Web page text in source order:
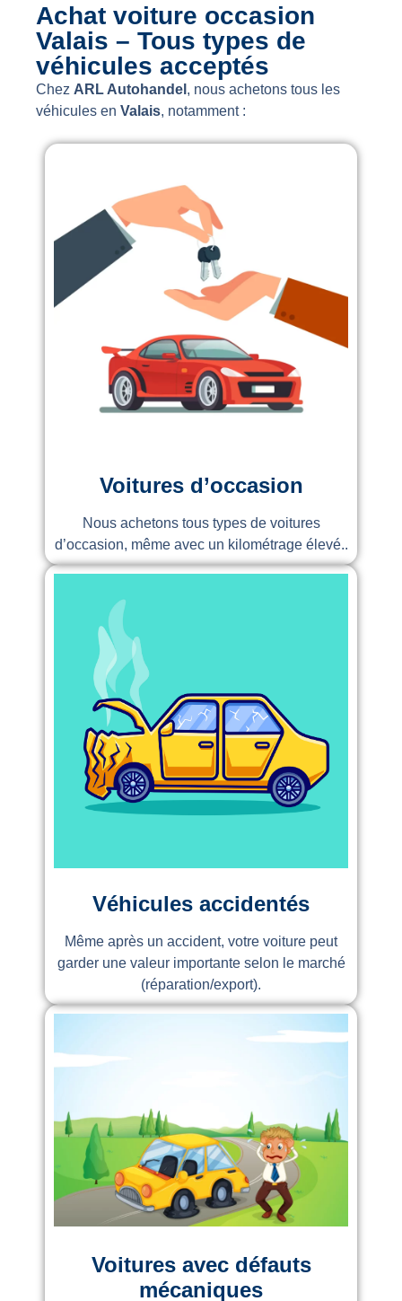
Achat voiture occasion
Valais – Tous types de
véhicules acceptés
Chez ARL Autohandel , nous achetons tous les
véhicules en Valais, notamment :
Voitures d’occasion
Nous achetons tous types de voitures
d’occasion, même avec un kilométrage élevé..
Véhicules accidentés
Même après un accident, votre voiture peut
garder une valeur importante selon le marché
(réparation/export).
Voitures avec défauts
mécaniques